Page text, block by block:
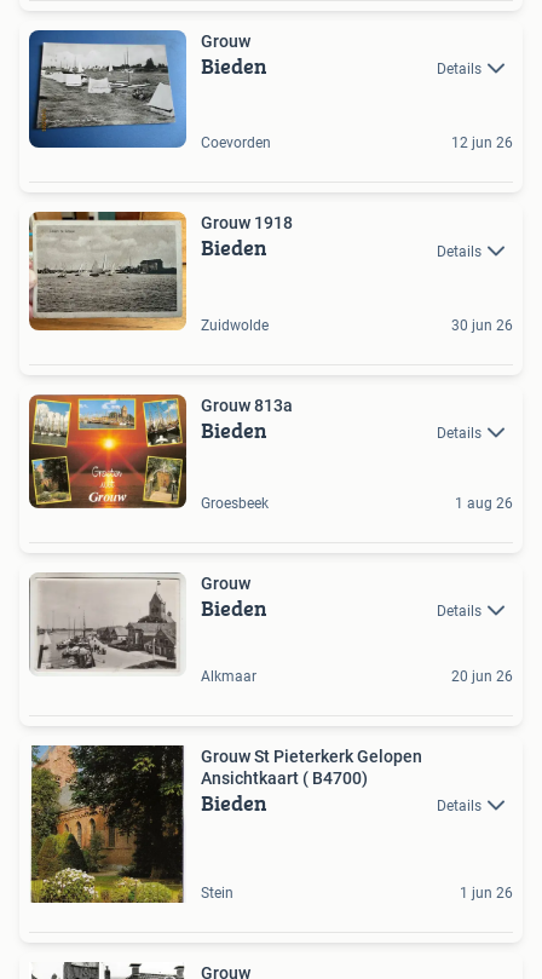
Grouw
Bieden Details
Coevorden 12 jun 26
Grouw 1918
Bieden Details
Zuidwolde 30 jun 26
Grouw 813a
Bieden Details
Groesbeek 1 aug 26
Grouw
Bieden Details
Alkmaar 20 jun 26
Grouw St Pieterkerk Gelopen
Ansichtkaart ( B4700)
Bieden Details
Stein 1 jun 26
Grouw